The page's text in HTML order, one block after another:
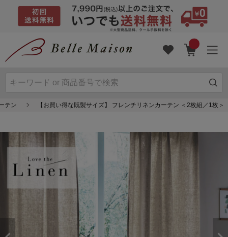
テン 【お買い得な既製サイズ】 フレンチリネンカーテン ＜2枚組／1枚＞